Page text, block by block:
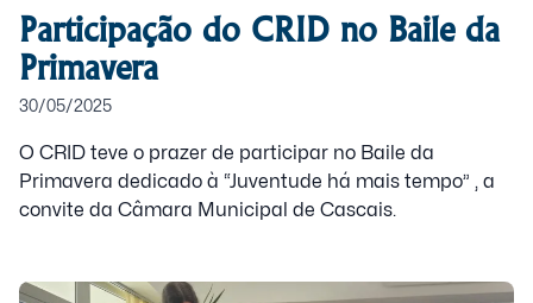
Participação do CRID no Baile da
Primavera
30/05/2025
O CRID teve o prazer de participar no Baile da
Primavera dedicado à “Juventude há mais tempo” , a
convite da Câmara Municipal de Cascais.